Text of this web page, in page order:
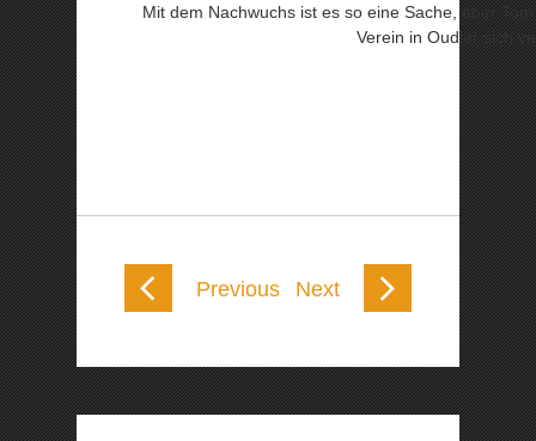
Mit dem Nachwuchs ist es so eine Sache, aber
Verein in Oudler sich
Previous Next